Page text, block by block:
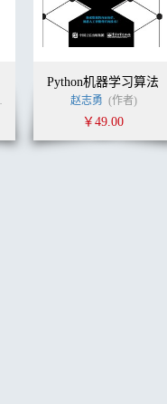
莫映 蔡宇飞 殷志勇
Python机器学习算法
赵志勇 (作者)
￥49.00